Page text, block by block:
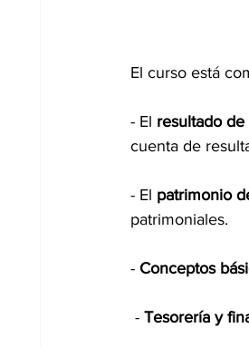
El curso está
- El resultado de
cuenta de
- El patrimonio
patrimoniales.
- Conceptos
- Tesorería y